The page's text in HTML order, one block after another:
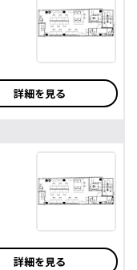
詳細を見る
詳細を見る